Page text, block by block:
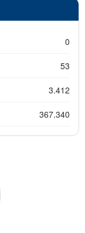
0
53
3.412
367.340